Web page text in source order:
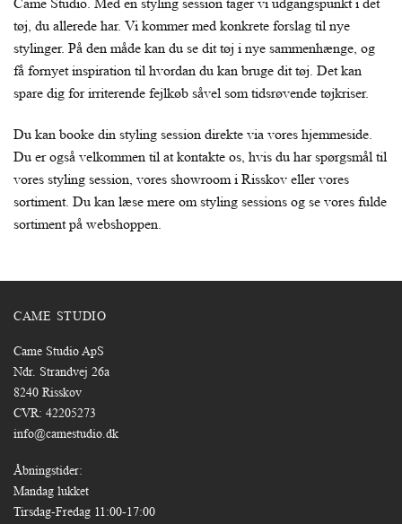
Came Studio. Med en styling session tager vi udgangspunkt i det
tøj, du allerede har. Vi kommer med konkrete forslag til nye
stylinger. På den måde kan du se dit tøj i nye sammenhænge, og
få fornyet inspiration til hvordan du kan bruge dit tøj. Det kan
spare dig for irriterende fejlkøb såvel som tidsrøvende tøjkriser.
Du kan booke din styling session direkte via vores hjemmeside.
Du er også velkommen til at kontakte os, hvis du har spørgsmål til
vores styling session, vores showroom i Risskov eller vores
sortiment. Du kan læse mere om styling sessions og se vores fulde
sortiment på webshoppen.
CAME STUDIO
Came Studio ApS
Ndr. Strandvej 26a
8240 Risskov
CVR: 42205273
info@camestudio.dk
Åbningstider:
Mandag lukket
Tirsdag-Fredag 11:00-17:00